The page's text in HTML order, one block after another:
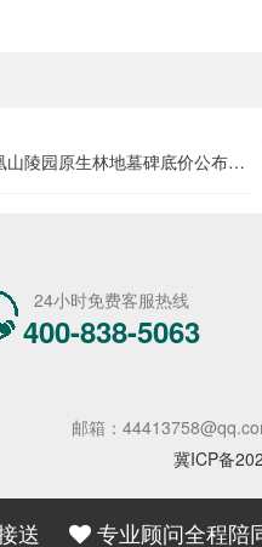
山陵园原生林地墓碑底价公布，
24小时免费客服热线
400-838-5063
邮箱：
冀ICP备
送 专业顾问全程陪